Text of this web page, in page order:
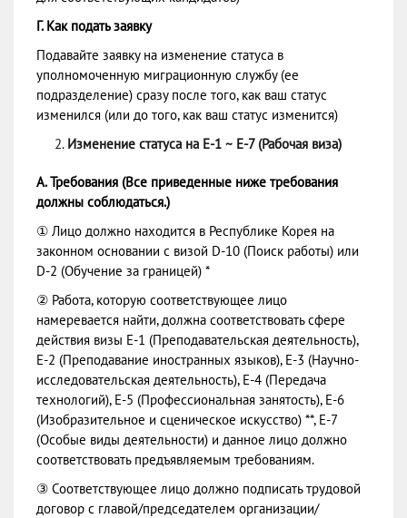
Г. Как подать заявку
Подавайте заявку на изменение статуса в
уполномоченную миграционную службу (ее
подразделение) сразу после того, как ваш статус
изменился (или до того, как ваш статус изменится)
Изменение статуса на Е-1 ~ Е-7 (Рабочая виза)
А. Требования (Все приведенные ниже требования
должны соблюдаться.)
① Лицо должно находится в Республике Корея на
законном основании с визой D-10 (Поиск работы) или
D-2 (Обучение за границей) *
② Работа, которую соответствующее лицо
намеревается найти, должна соответствовать сфере
действия визы Е-1 (Преподавательская деятельность),
Е-2 (Преподавание иностранных языков), Е-3 (Научно-
исследовательская деятельность), Е-4 (Передача
технологий), Е-5 (Профессиональная занятость), Е-6
(Изобразительное и сценическое искусство) **, Е-7
(Особые виды деятельности) и данное лицо должно
соответствовать предъявляемым требованиям.
③ Соответствующее лицо должно подписать трудовой
договор с главой/председателем организации/